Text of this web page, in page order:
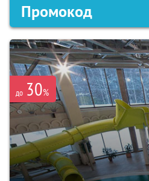
Промокод
до 30%